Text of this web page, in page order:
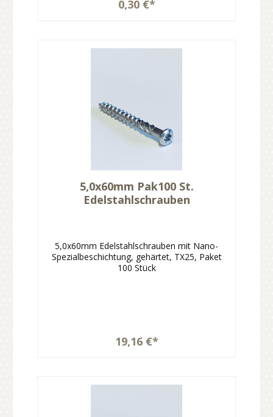
0,30 €*
5,0x60mm Pak100 St.
Edelstahlschrauben
5,0x60mm Edelstahlschrauben mit Nano-
Spezialbeschichtung, gehärtet, TX25, Paket
100 Stück
19,16 €*